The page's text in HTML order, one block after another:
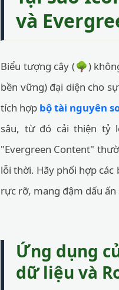
và
Biểu tượng cây (🌳)
bền vững) đại diện cho
tích hợp bộ tài nguyên
sâu, từ đó cải thiện tỷ
"Evergreen Content"
lỗi thời. Hãy phối hợp
rực rỡ, mang đậm dấu
Ứng dụng
dữ liệu và